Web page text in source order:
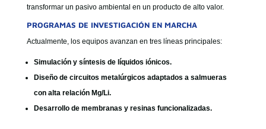
transformar un pasivo ambiental en un producto de alto valor.
PROGRAMAS DE INVESTIGACIÓN EN MARCHA
Actualmente, los equipos avanzan en tres líneas principales:
Simulación y síntesis de líquidos iónicos.
Diseño de circuitos metalúrgicos adaptados a salmueras
con alta relación Mg/Li.
Desarrollo de membranas y resinas funcionalizadas.